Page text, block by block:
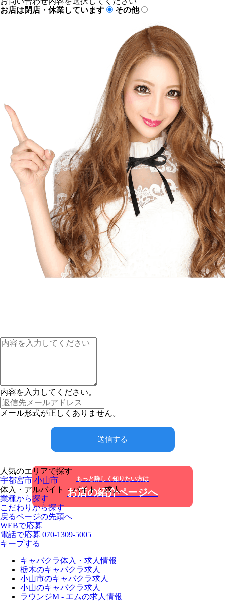
お店は閉店・休業しています
その他
内容を入力してください。
メール形式が正しくありません。
送信する
もっと詳しく知りたい方は
お店の紹介ページへ
人気のエリアで探す
宇都宮市 小山市
体入・アルバイト・バイト・求人
業種から探す
こだわりから探す
戻るページの先頭へ
WEBで応募
電話で応募 070-1309-5005
キープする
キャバクラ体入・求人情報
栃木のキャバクラ求人
小山市のキャバクラ求人
小山のキャバクラ求人
ラウンジM - エムの求人情報